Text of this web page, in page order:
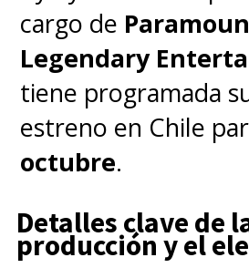
este jueves 25 e
el país, siendo una
se extiende por un
cuatro semanas.
El punto positivo es
entrega
cazadores de
cargo de
Legendary
tiene programada
estreno en Chile
octubre.
Detalles clave de
producción y el